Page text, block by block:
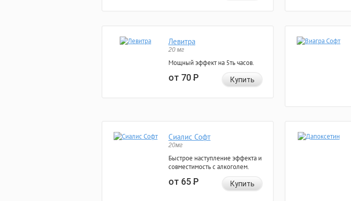
Левитра
20 мг
Мощный эффект на 5ть часов.
от 70Р Купить
Сиалис Софт
20мг
Быстрое наступление эффекта и
совместимость с алкоголем.
от 65Р Купить